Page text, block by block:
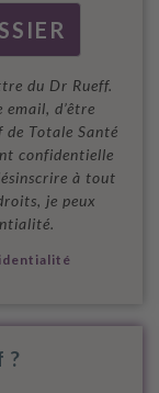
du Dr Rueff.
email, d’être
Totale Santé
confidentielle
à tout
je peux
?